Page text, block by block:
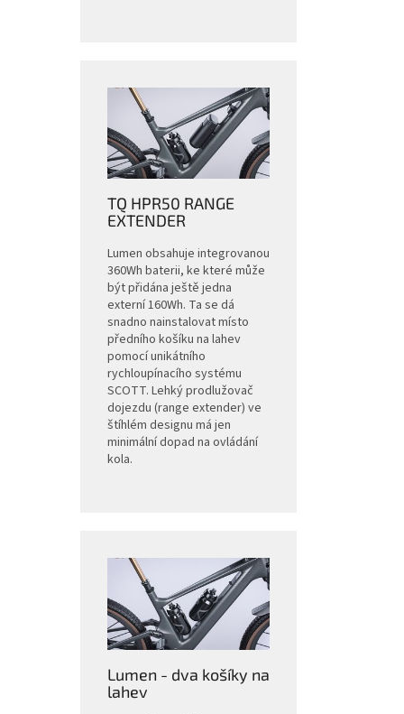
TQ HPR50 RANGE
EXTENDER
Lumen obsahuje integrovanou
360Wh baterii, ke které může
být přidána ještě jedna
externí 160Wh. Ta se dá
snadno nainstalovat místo
předního košíku na lahev
pomocí unikátního
rychloupínacího systému
SCOTT. Lehký prodlužovač
dojezdu (range extender) ve
štíhlém designu má jen
minimální dopad na ovládání
kola.
Lumen - dva košíky na
lahev